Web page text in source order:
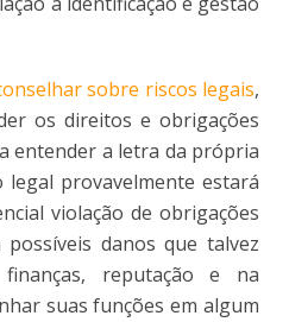
sobre riscos legais,
os direitos e obrigações
entender a letra da própria
legal provavelmente estará
violação de obrigações
danos que talvez
reputação e na
suas funções em algum